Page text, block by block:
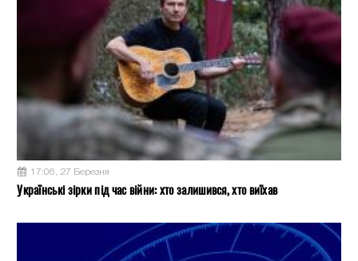
17:06, 27 Березня
Українські зірки під час війни: хто залишився, хто виїхав